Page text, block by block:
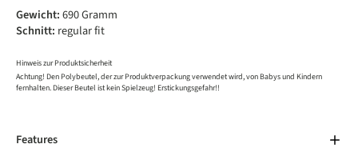
Gewicht:690 Gramm
Schnitt: regular fit
Hinweis zur Produktsicherheit
Achtung! Den Polybeutel, der zur Produktverpackung verwendet wird, von Babys und Kindern
fernhalten. Dieser Beutel ist kein Spielzeug! Erstickungsgefahr!!
Features